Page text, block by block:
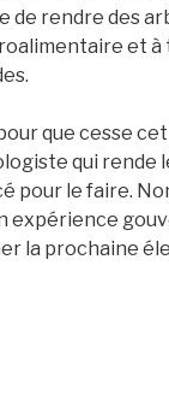
de rendre des
et
que cesse
qui rende
pour le faire.
expérience
la prochaine